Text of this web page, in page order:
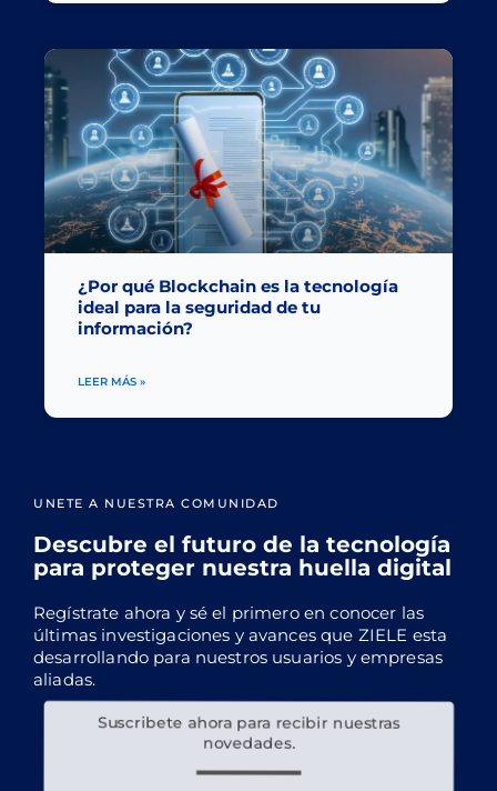
¿Por qué Blockchain es la tecnología
ideal para la seguridad de tu
información?
LEER MÁS »
UNETE A NUESTRA COMUNIDAD
Descubre el futuro de la tecnología
para proteger nuestra huella digital
Regístrate ahora y sé el primero en conocer las
últimas investigaciones y avances que ZIELE esta
desarrollando para nuestros usuarios y empresas
aliadas.
Suscribete ahora para recibir nuestras
novedades.